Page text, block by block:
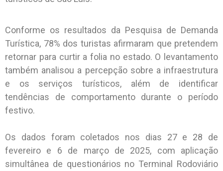
Conforme os resultados da Pesquisa de Demanda
Turística, 78% dos turistas afirmaram que pretendem
retornar para curtir a folia no estado. O levantamento
também analisou a percepção sobre a infraestrutura
e os serviços turísticos, além de identificar
tendências de comportamento durante o período
festivo.
Os dados foram coletados nos dias 27 e 28 de
fevereiro e 6 de março de 2025, com aplicação
simultânea de questionários no Terminal Rodoviário